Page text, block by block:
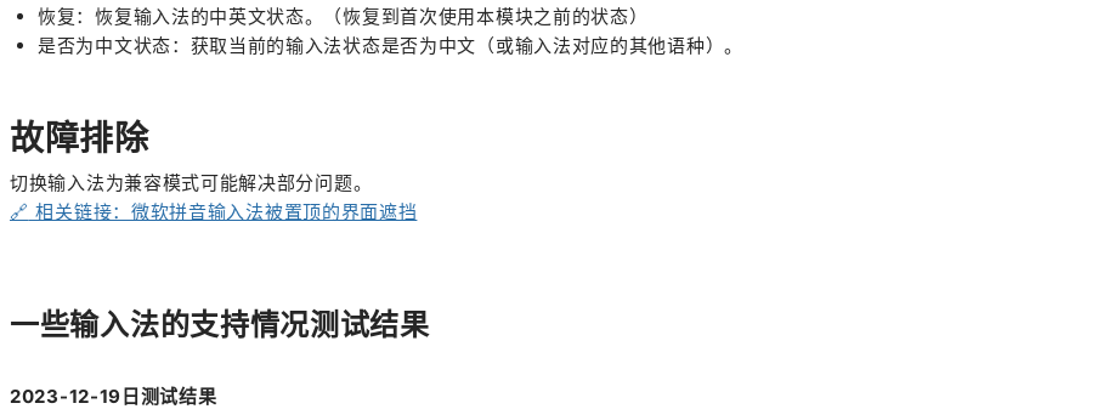
恢复：恢复输入法的中英文状态。（恢复到首次使用本模块之前的状态）
是否为中文状态：获取当前的输入法状态是否为中文（或输入法对应的其他语种）。
故障排除
切换输入法为兼容模式可能解决部分问题。
🔗 相关链接：微软拼音输入法被置顶的界面遮挡
一些输入法的支持情况测试结果
2023-12-19日测试结果